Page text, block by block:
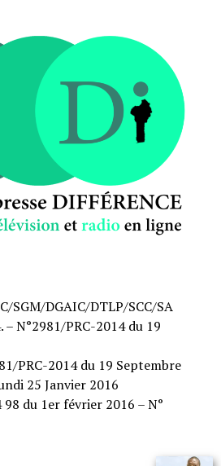
SGM/DGAIC/DTLP/SCC/SA
N°2981/PRC-2014 du 19
PRC-2014 du 19 Septembre
25 Janvier 2016
du 1er février 2016 – N°